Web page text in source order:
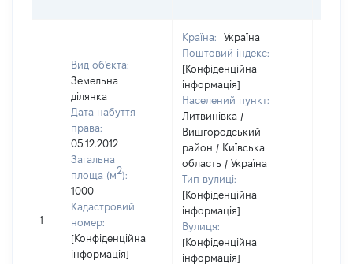
1
Вид об'єкта:
Земельна
ділянка
Дата набуття
права:
05.12.2012
Загальна
площа (м2):
1000
Кадастровий
номер:
[Конфіденційна
інформація]
Країна:
Україна
Поштовий індекс:
[Конфіденційна
інформація]
Населений пункт:
Литвинівка /
Вишгородський
район / Київська
область / Україна
Тип вулиці:
[Конфіденційна
інформація]
Вулиця:
[Конфіденційна
інформація]